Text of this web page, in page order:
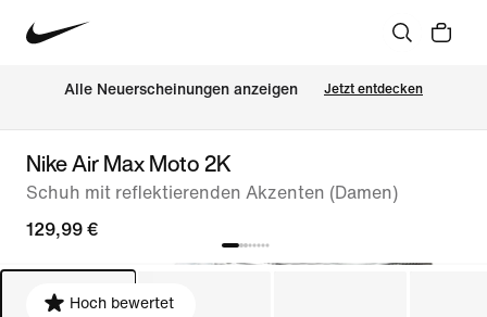
Alle Neuerscheinungen anzeigen Jetzt entdecken
Nike Air Max Moto 2K
Schuh mit reflektierenden Akzenten (Damen)
129,99 €
Hoch bewertet